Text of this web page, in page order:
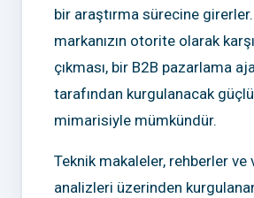
bir araştırma sürecine
markanızın otorite olarak
çıkması, bir B2B pazarlama
tarafından kurgulanacak
mimarisiyle mümkündür.
Teknik makaleler, rehberler ve
analizleri üzerinden